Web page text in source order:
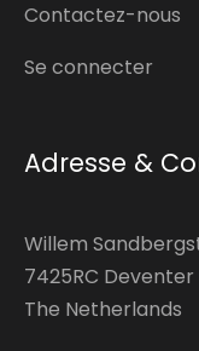
Contactez-nous
Se connecter
Adresse &
Willem
7425RC Deventer
The Netherlands